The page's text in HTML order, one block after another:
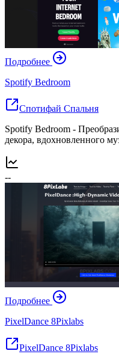
Подробнее
Spotify Bedroom
Спотифай Спальня
Spotify Bedroom -
декора, вдохновленного
--
Подробнее
PixelDance 8Pixlabs
PixelDance 8Pixlabs